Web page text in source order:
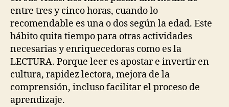
entre tres y cinco horas, cuando lo
recomendable es una o dos según la edad. Este
hábito quita tiempo para otras actividades
necesarias y enriquecedoras como es la
LECTURA. Porque leer es apostar e invertir en
cultura, rapidez lectora, mejora de la
comprensión, incluso facilitar el proceso de
aprendizaje.